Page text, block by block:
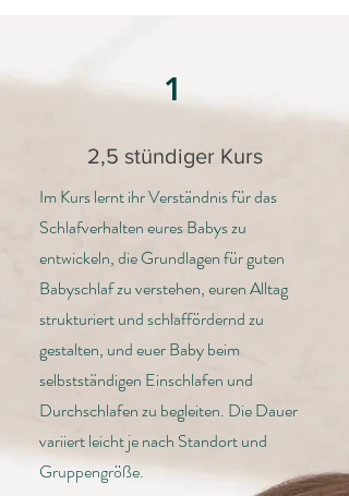
1
2,5 stündiger Kurs
Im Kurs lernt ihr Verständnis für das
Schlafverhalten eures Babys zu
entwickeln, die Grundlagen für guten
Babyschlaf zu verstehen, euren Alltag
strukturiert und schlaffördernd zu
gestalten, und euer Baby beim
selbstständigen Einschlafen und
Durchschlafen zu begleiten. Die Dauer
variiert leicht je nach Standort und
Gruppengröße.